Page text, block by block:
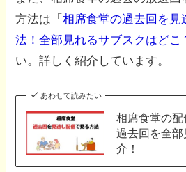
方法は「相席食堂の過去回を見
法！全部見れるサブスクはどこ
い。詳しく紹介しています。
あわせて読みたい
相席食堂の配
過去回を全
介！